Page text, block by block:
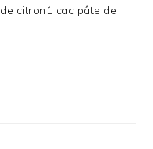
citron1 cac pâte de